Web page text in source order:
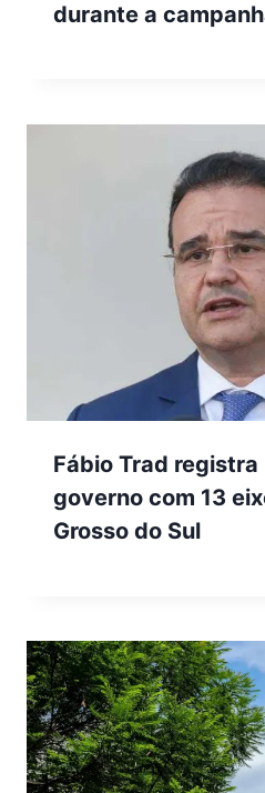
durante a
Fábio Trad registra
governo com 13
Grosso do Sul